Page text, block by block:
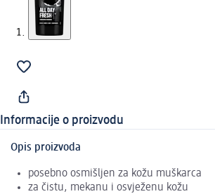
Informacije o proizvodu
Opis proizvoda
posebno osmišljen za kožu muškarca
za čistu, mekanu i osvježenu kožu